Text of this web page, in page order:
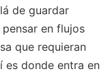
de guardar
en flujos
que requieran
es donde entra en